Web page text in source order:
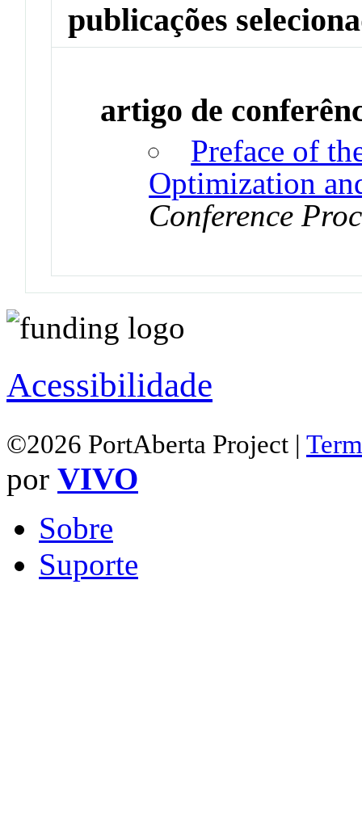
publicações
artigo de
Preface of
Optimization
Conference
Acessibilidade
©2026 PortAberta Project |
por VIVO
Sobre
Suporte